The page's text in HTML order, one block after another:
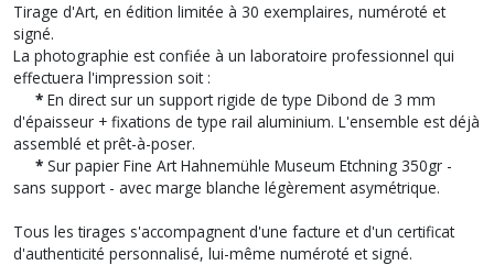
Tirage d'Art, en édition limitée à 30 exemplaires, numéroté et
signé.
La photographie est confiée à un laboratoire professionnel qui
effectuera l'impression soit :
* En direct sur un support rigide de type Dibond de 3 mm
d'épaisseur + fixations de type rail aluminium. L'ensemble est déjà
assemblé et prêt-à-poser.
* Sur papier Fine Art Hahnemühle Museum Etchning 350gr -
sans support - avec marge blanche légèrement asymétrique.
Tous les tirages s'accompagnent d'une facture et d'un certificat
d'authenticité personnalisé, lui-même numéroté et signé.